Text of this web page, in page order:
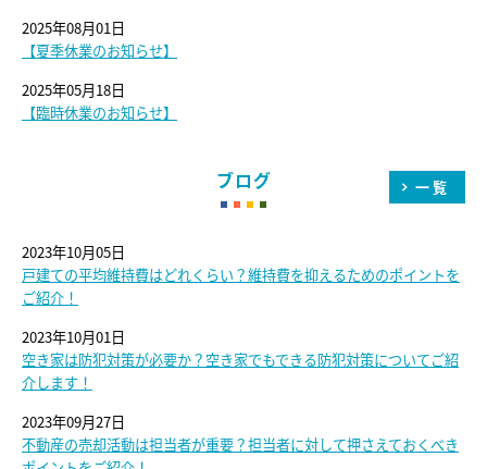
2025年08月01日
【夏季休業のお知らせ】
2025年05月18日
【臨時休業のお知らせ】
ブログ 一覧
2023年10月05日
戸建ての平均維持費はどれくらい？維持費を抑えるためのポイントを
ご紹介！
2023年10月01日
空き家は防犯対策が必要か？空き家でもできる防犯対策についてご紹
介します！
2023年09月27日
不動産の売却活動は担当者が重要？担当者に対して押さえておくべき